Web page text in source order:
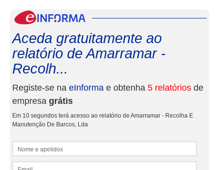
Aceda gratuitamente ao
relatório de Amarramar -
Recolh...
Registe-se na eInforma e obtenha 5 relatórios de
empresa grátis
Em 10 segundos terá acesso ao relatório de Amarramar - Recolha E
Manutenção De Barcos, Lda